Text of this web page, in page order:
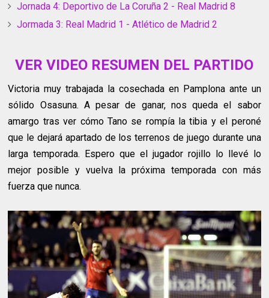
Jornada 4: Deportivo de La Coruña 2 - Real Madrid 8
Jormada 3: Real Madrid 1 - Atlético de Madrid 2
VER VIDEO RESUMEN DEL PARTIDO
Victoria muy trabajada la cosechada en Pamplona ante un
sólido Osasuna. A pesar de ganar, nos queda el sabor
amargo tras ver cómo Tano se rompía la tibia y el peroné
que le dejará apartado de los terrenos de juego durante una
larga temporada. Espero que el jugador rojillo lo llevé lo
mejor posible y vuelva la próxima temporada con más
fuerza que nunca.